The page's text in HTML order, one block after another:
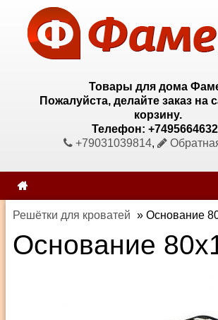
Товары для дома
Пожалуйста, делайте заказ на
корзину.
Телефон:
+79031039814,
Решётки для кроватей » Основание
Основание